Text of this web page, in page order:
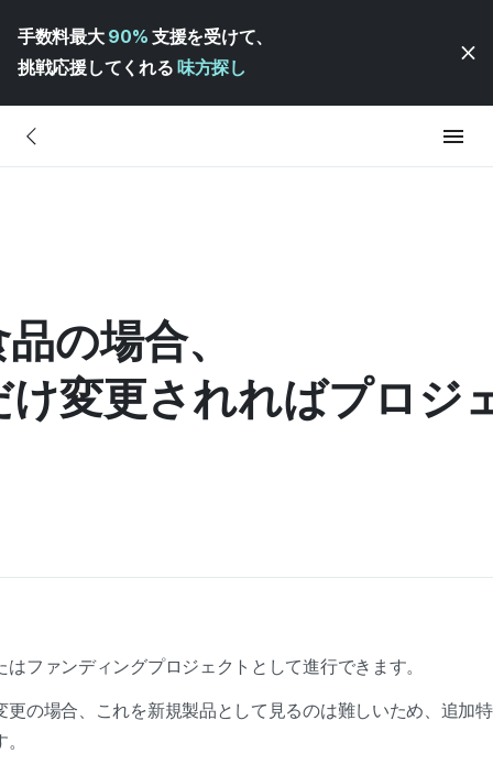
手数料最大 90% 支援を受けて、
挑戦応援してくれる 味方探し
の場合、
変更されればプロジ
ファンディングプロジェクトとして進行できます。
更の場合、これを新規製品として見るのは難しいため、追加